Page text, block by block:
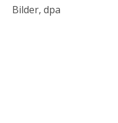
Bilder, dpa